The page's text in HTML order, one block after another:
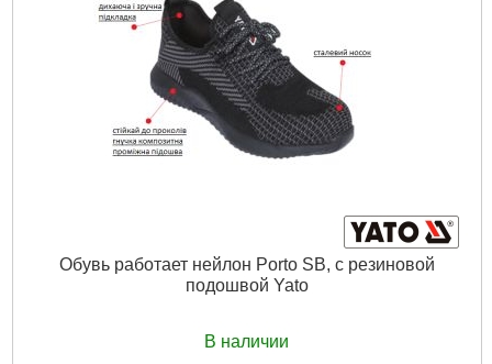
Обувь работает нейлон Porto SB, с резиновой
подошвой Yato
В наличии